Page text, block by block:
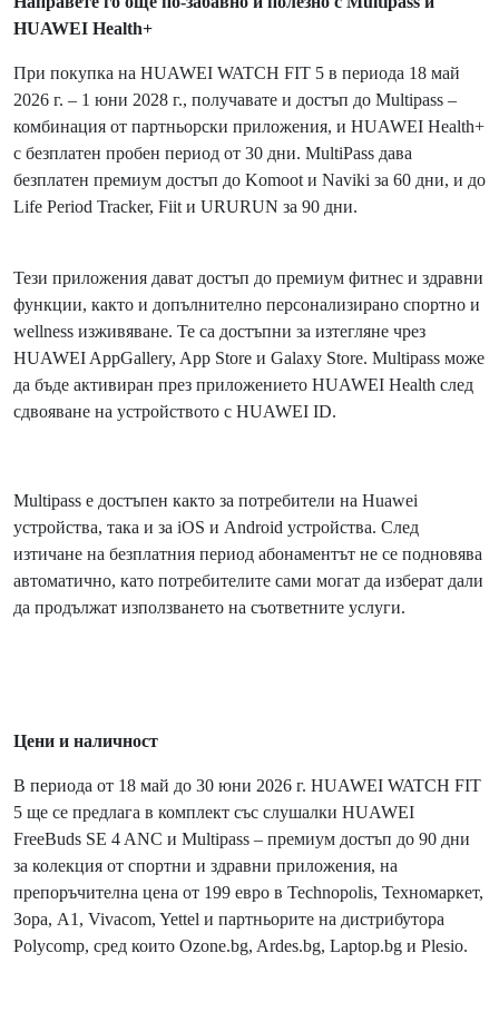
HUAWEI Health+
При покупка на HUAWEI WATCH FIT 5 в периода 18 май
2026 г. – 1 юни 2028 г., получавате и достъп до Multipass –
комбинация от партньорски приложения, и HUAWEI Health+
с безплатен пробен период от 30 дни. MultiPass дава
безплатен премиум достъп до Komoot и Naviki за 60 дни, и до
Life Period Tracker, Fiit и URURUN за 90 дни.
Тези приложения дават достъп до премиум фитнес и здравни
функции, както и допълнително персонализирано спортно и
wellness изживяване. Те са достъпни за изтегляне чрез
HUAWEI AppGallery, App Store и Galaxy Store. Multipass може
да бъде активиран през приложението HUAWEI Health след
сдвояване на устройството с HUAWEI ID.
Multipass е достъпен както за потребители на Huawei
устройства, така и за iOS и Android устройства. След
изтичане на безплатния период абонаментът не се подновява
автоматично, като потребителите сами могат да изберат дали
да продължат използването на съответните услуги.
Цени и наличност
В периода от 18 май до 30 юни 2026 г. HUAWEI WATCH FIT
5 ще се предлага в комплект със слушалки HUAWEI
FreeBuds SE 4 ANC и Multipass – премиум достъп до 90 дни
за колекция от спортни и здравни приложения, на
препоръчителна цена от 199 евро в Technopolis, Техномаркет,
Зора, A1, Vivacom, Yettel и партньорите на дистрибутора
Polycomp, сред които Ozone.bg, Ardes.bg, Laptop.bg и Plesio.